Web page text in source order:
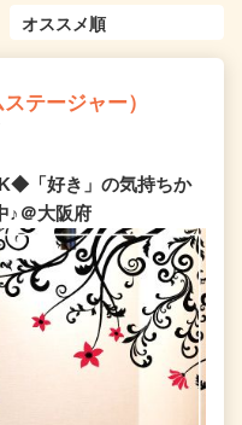
テージャー）
「好き」の気持ちか
♪＠大阪府